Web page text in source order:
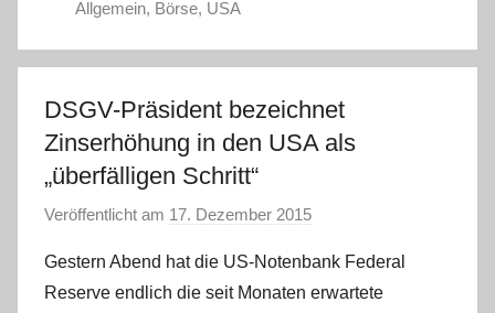
Allgemein, Börse, USA
DSGV-Präsident bezeichnet
Zinserhöhung in den USA als
„überfälligen Schritt“
Veröffentlicht am 17. Dezember 2015
n
a
Gestern Abend hat die US-Notenbank Federal
Reserve endlich die seit Monaten erwartete